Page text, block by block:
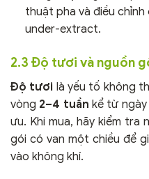
thuật pha và điều
under-extract.
2.3 Độ tươi và nguồn
Độ tươi là yếu tố không
vòng 2–4 tuần kể từ
ưu. Khi mua, hãy kiểm tra
gói có van một chiều để
vào không khí.